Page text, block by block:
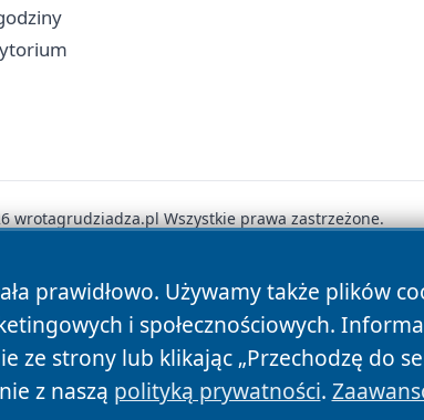
prawidłowo. Używamy także plików
i społecznościowych.
ze strony lub klikając „Przechodzę do
z naszą polityką prywatności.
wrotagrudziadza.pl Wszystkie prawa zastrzeżone.
Polityka Prywatności Polityka Cookies